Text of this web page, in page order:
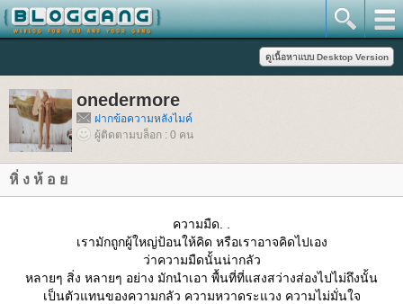
onedermore
ฝากข้อความหลังไมค์
ผู้ติดตามบล็อก : 0 คน
หิ่ ง ห้ อ
ความมืด. .
เรามักถูกผู้ใหญ่ป้อนให้คิด หรือเราอาจคิดไปเอง
ว่าความมืดนั้นน่ากลัว
หลายๆ สิ่ง หลายๆ อย่าง มักนำเอา พื้นที่ที่แสงสว่างส่องไปไม่ถึงนั้น
เป็นตัวแทนของความกลัว ความหวาดระแวง ความไม่มั่นใจ